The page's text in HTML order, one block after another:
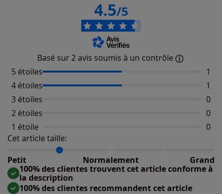
4.5/5
Basé sur 2 avis soumis à un contrôle
5 étoiles
1
4 étoiles
1
3 étoiles
0
2 étoiles
0
1 étoile
0
Cet article taille:
Petit
Normalement Grand
Répartition du taillant selon les avis clients
Taille normalement : 50%
Taille petit : 50%
Taille grand : 0%
100% des clientes trouvent cet article conforme à
la description
100% des clientes recommandent cet article